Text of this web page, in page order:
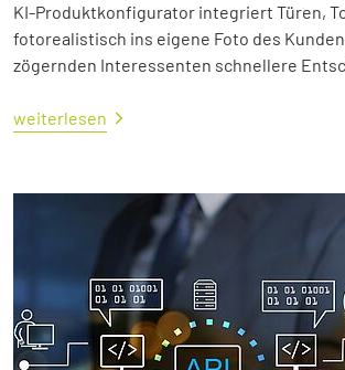
KI-Produktkonfigurator integriert Türen,
fotorealistisch ins eigene Foto des Kunden
zögernden Interessenten schnellere
weiterlesen